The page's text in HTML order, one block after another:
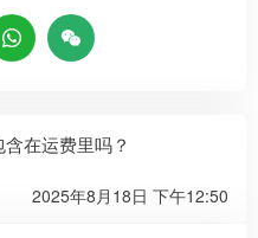
在运费里吗？
2025年8月18日 下午12:50